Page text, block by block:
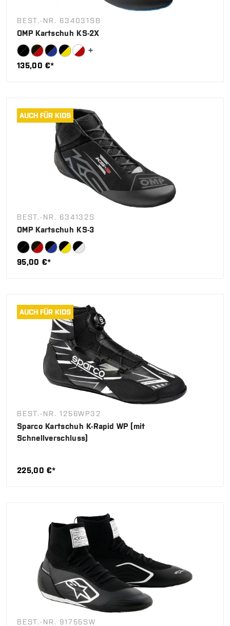
BEST.-NR. 634031SB
OMP Kartschuh KS-2X
135,00 €*
AUCH FÜR KIDS
BEST.-NR. 634132S
OMP Kartschuh KS-3
95,00 €*
AUCH FÜR KIDS
BEST.-NR. 1256WP32
Sparco Kartschuh K-Rapid WP (mit
Schnellverschluss)
225,00 €*
BEST.-NR. 91755SW